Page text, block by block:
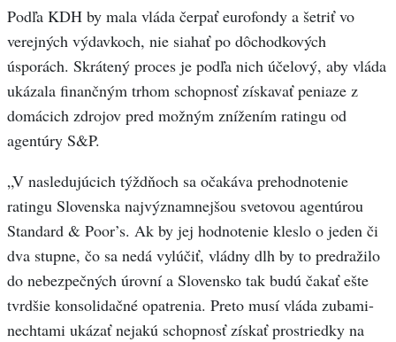
Podľa KDH by mala vláda čerpať eurofondy a šetriť vo
verejných výdavkoch, nie siahať po dôchodkových
úsporách. Skrátený proces je podľa nich účelový, aby vláda
ukázala finančným trhom schopnosť získavať peniaze z
domácich zdrojov pred možným znížením ratingu od
agentúry S&P.
„V nasledujúcich týždňoch sa očakáva prehodnotenie
ratingu Slovenska najvýznamnejšou svetovou agentúrou
Standard & Poor’s. Ak by jej hodnotenie kleslo o jeden či
dva stupne, čo sa nedá vylúčiť, vládny dlh by to predražilo
do nebezpečných úrovní a Slovensko tak budú čakať ešte
tvrdšie konsolidačné opatrenia. Preto musí vláda zubami-
nechtami ukázať nejakú schopnosť získať prostriedky na